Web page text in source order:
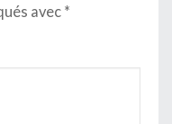
avec *